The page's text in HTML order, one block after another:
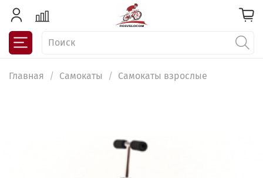
Главная Самокаты Самокаты взрослые